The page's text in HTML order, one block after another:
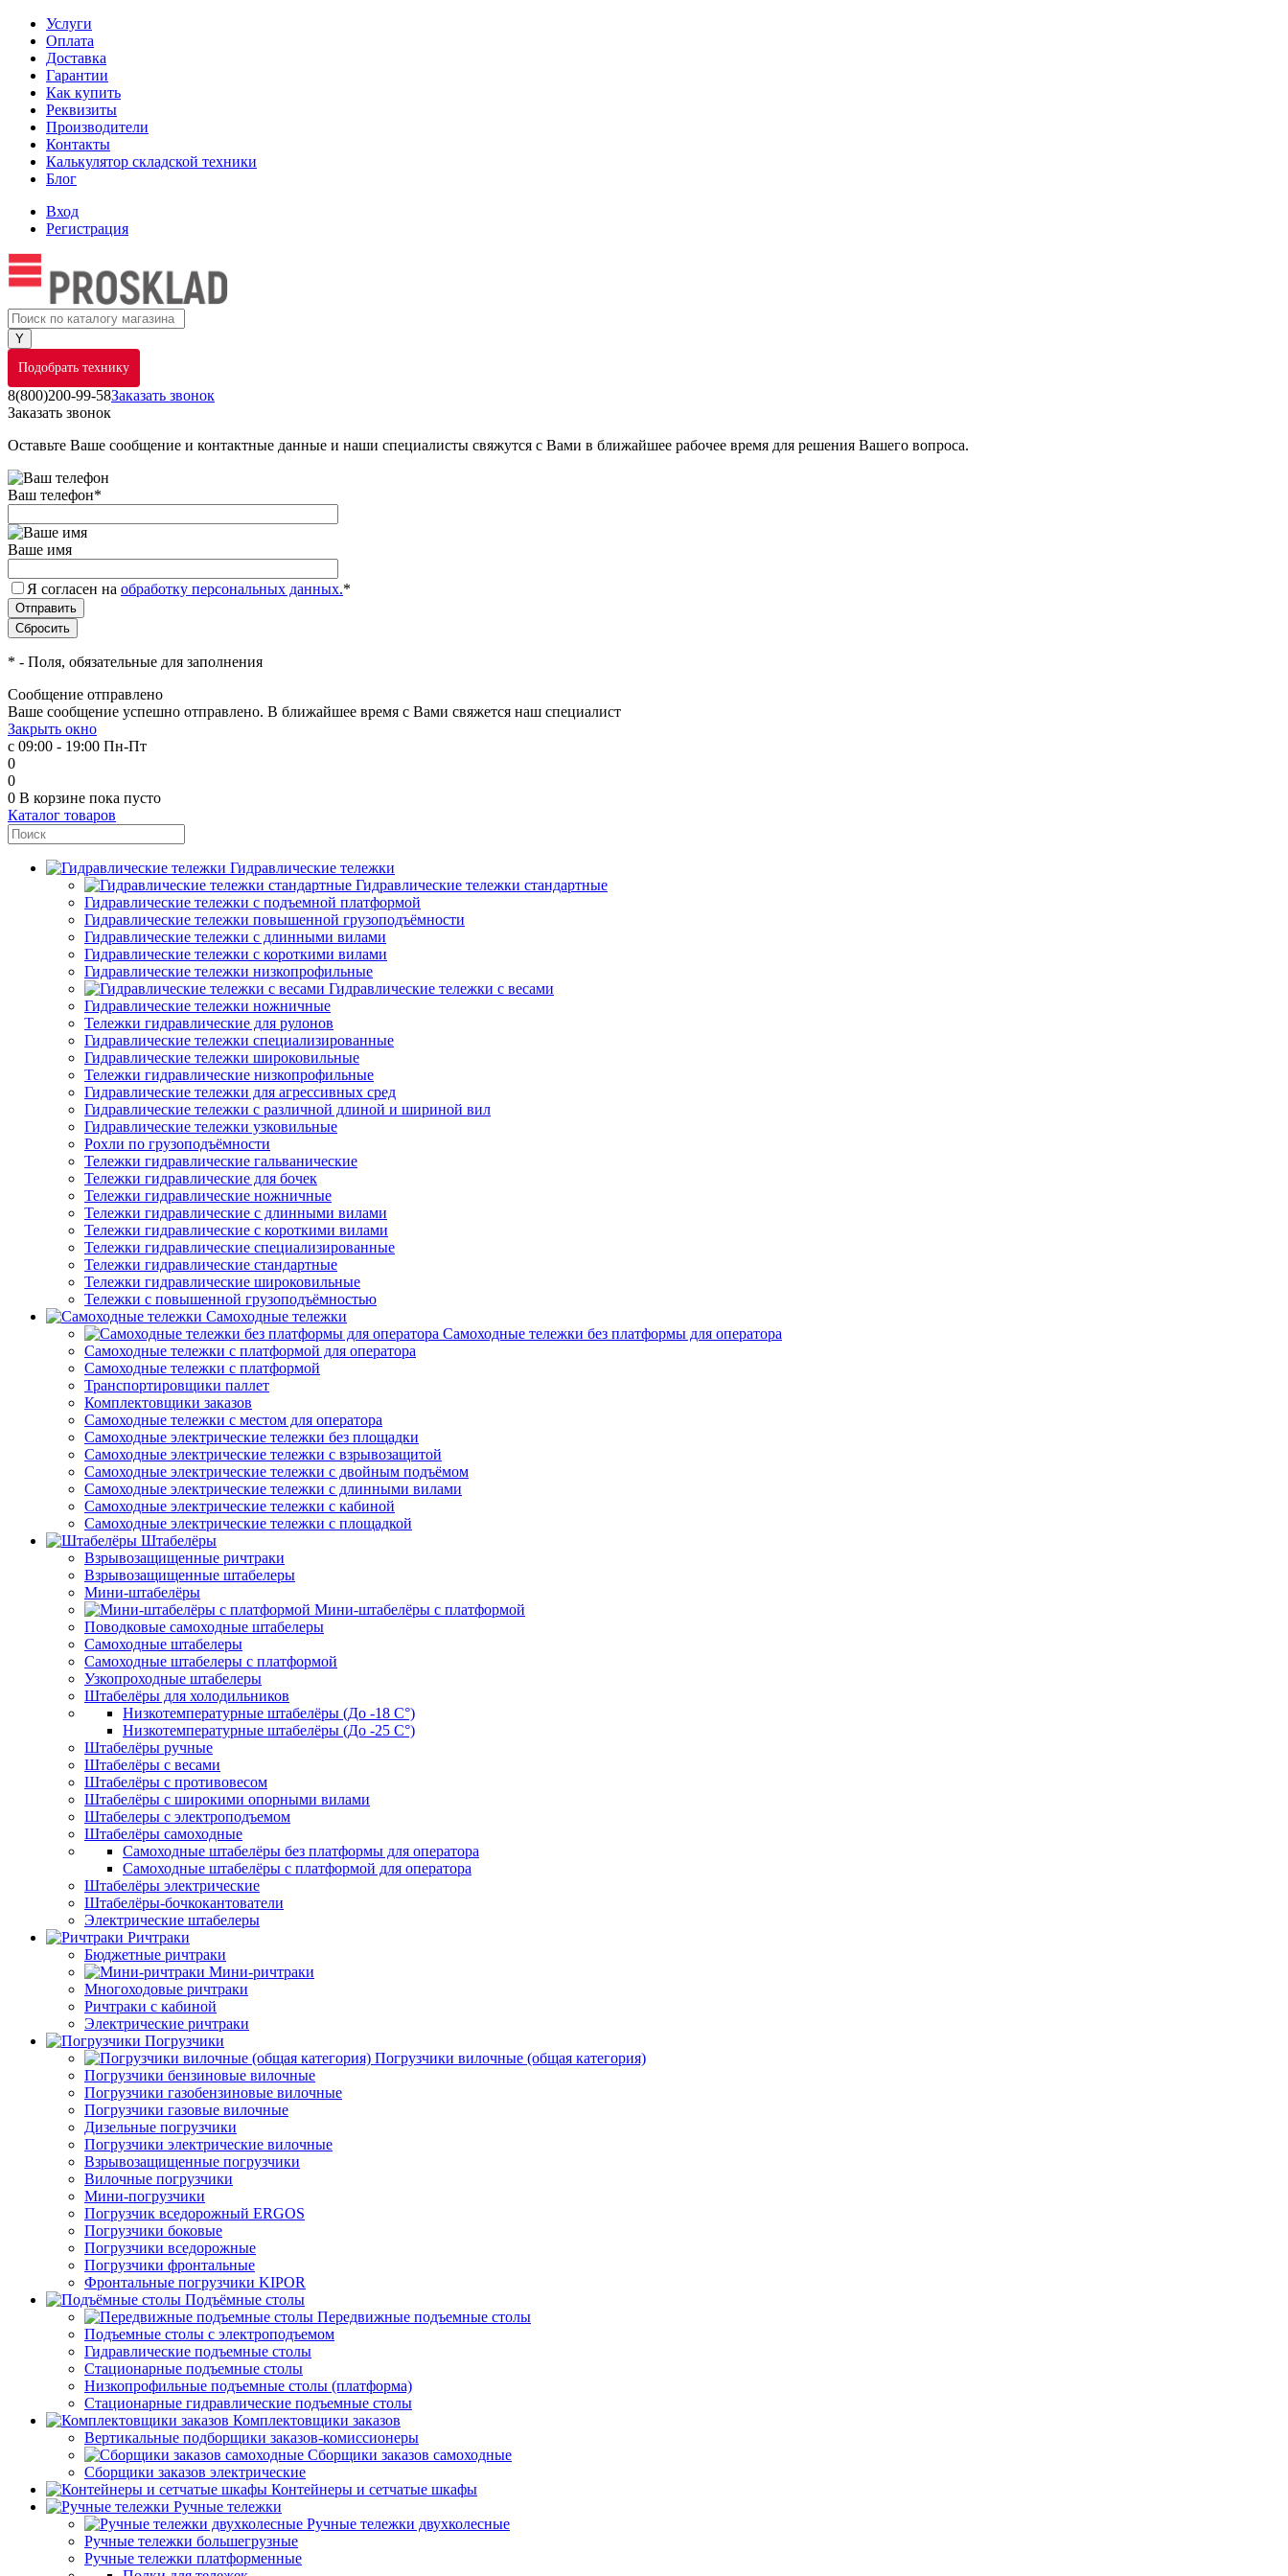
Услуги
Оплата
Доставка
Гарантии
Как купить
Реквизиты
Производители
Контакты
Калькулятор складской техники
Блог
Вход
Регистрация
Подобрать технику
8(800)200-99-58Заказать звонок
Заказать звонок
Оставьте Ваше сообщение и контактные данные и наши специалисты свяжутся с Вами в ближайшее рабочее время для решения Вашего вопроса.
Ваш телефон*
Ваше имя
Я согласен на обработку персональных данных.*
* - Поля, обязательные для заполнения
Сообщение отправлено
Ваше сообщение успешно отправлено. В ближайшее время с Вами свяжется наш специалист
Закрыть окно
с 09:00 - 19:00 Пн-Пт
0
0
0 В корзине пока пусто
Каталог товаров
Гидравлические тележки
Гидравлические тележки стандартные
Гидравлические тележки с подъемной платформой
Гидравлические тележки повышенной грузоподъёмности
Гидравлические тележки с длинными вилами
Гидравлические тележки с короткими вилами
Гидравлические тележки низкопрофильные
Гидравлические тележки с весами
Гидравлические тележки ножничные
Тележки гидравлические для рулонов
Гидравлические тележки специализированные
Гидравлические тележки широковильные
Тележки гидравлические низкопрофильные
Гидравлические тележки для агрессивных сред
Гидравлические тележки с различной длиной и шириной вил
Гидравлические тележки узковильные
Рохли по грузоподъёмности
Тележки гидравлические гальванические
Тележки гидравлические для бочек
Тележки гидравлические ножничные
Тележки гидравлические с длинными вилами
Тележки гидравлические с короткими вилами
Тележки гидравлические специализированные
Тележки гидравлические стандартные
Тележки гидравлические широковильные
Тележки с повышенной грузоподъёмностью
Самоходные тележки
Самоходные тележки без платформы для оператора
Самоходные тележки с платформой для оператора
Самоходные тележки с платформой
Транспортировщики паллет
Комплектовщики заказов
Самоходные тележки с местом для оператора
Самоходные электрические тележки без площадки
Самоходные электрические тележки с взрывозащитой
Самоходные электрические тележки с двойным подъёмом
Самоходные электрические тележки с длинными вилами
Самоходные электрические тележки с кабиной
Самоходные электрические тележки с площадкой
Штабелёры
Взрывозащищенные ричтраки
Взрывозащищенные штабелеры
Мини-штабелёры
Мини-штабелёры с платформой
Поводковые самоходные штабелеры
Самоходные штабелеры
Самоходные штабелеры с платформой
Узкопроходные штабелеры
Штабелёры для холодильников
Низкотемпературные штабелёры (До -18 C°)
Низкотемпературные штабелёры (До -25 C°)
Штабелёры ручные
Штабелёры с весами
Штабелёры с противовесом
Штабелёры с широкими опорными вилами
Штабелеры с электроподъемом
Штабелёры самоходные
Самоходные штабелёры без платформы для оператора
Самоходные штабелёры с платформой для оператора
Штабелёры электрические
Штабелёры-бочкокантователи
Электрические штабелеры
Ричтраки
Бюджетные ричтраки
Мини-ричтраки
Многоходовые ричтраки
Ричтраки с кабиной
Электрические ричтраки
Погрузчики
Погрузчики вилочные (общая категория)
Погрузчики бензиновые вилочные
Погрузчики газобензиновые вилочные
Погрузчики газовые вилочные
Дизельные погрузчики
Погрузчики электрические вилочные
Взрывозащищенные погрузчики
Вилочные погрузчики
Мини-погрузчики
Погрузчик вседорожный ERGOS
Погрузчики боковые
Погрузчики вседорожные
Погрузчики фронтальные
Фронтальные погрузчики KIPOR
Подъёмные столы
Передвижные подъемные столы
Подъемные столы с электроподъемом
Гидравлические подъемные столы
Стационарные подъемные столы
Низкопрофильные подъемные столы (платформа)
Стационарные гидравлические подъемные столы
Комплектовщики заказов
Вертикальные подборщики заказов-комиссионеры
Сборщики заказов самоходные
Сборщики заказов электрические
Контейнеры и сетчатые шкафы
Ручные тележки
Ручные тележки двухколесные
Ручные тележки большегрузные
Ручные тележки платформенные